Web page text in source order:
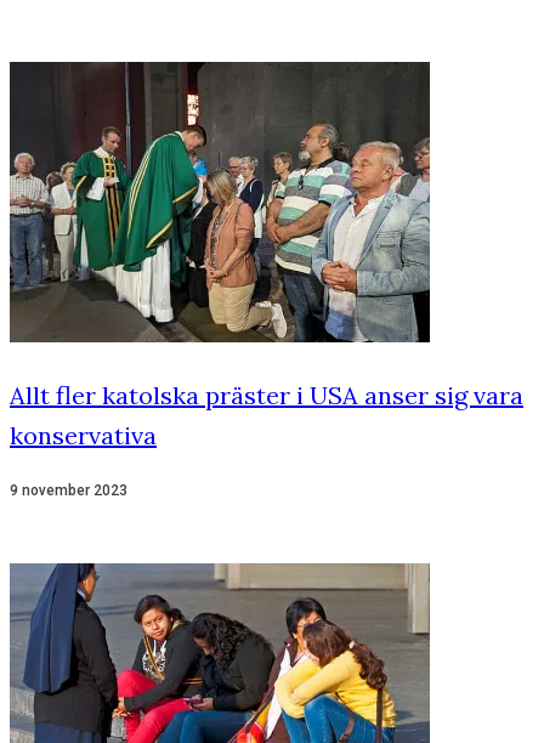
Allt fler katolska präster i USA anser sig vara
konservativa
9 november 2023